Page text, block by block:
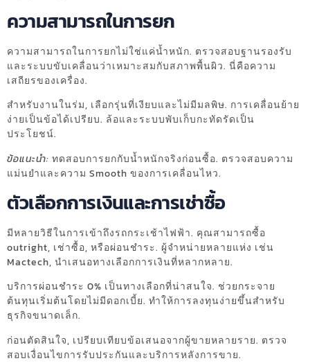
ความสามารถในการยก
ความสามารถในการยกไม่ใช่แค่น้ำหนัก. ตรวจสอบฐานรองรับ
และระบบขับเคลื่อนว่าเหมาะสมกับสภาพพื้นผิว. นี่คือความ
เสถียรของเครื่อง.
สำหรับงานในร่ม, เลือกรุ่นที่เงียบและไม่มีมลพิษ. การเคลื่อนย้าย
ง่ายเป็นข้อได้เปรียบ. ล้อและระบบพับเก็บกะทัดรัดเป็น
ประโยชน์.
ข้อแนะนำ: ทดสอบการยกกับน้ำหนักจริงก่อนซื้อ. ตรวจสอบความ
แม่นยำและความ Smooth ของการเคลื่อนไหว.
ตัวเลือกการเงินและการเช่าซื้อ
มีหลายวิธีในการเข้าถึงรถกระเช้าไฟฟ้า. คุณสามารถซื้อ
outright, เช่าซื้อ, หรือผ่อนชำระ. ผู้จำหน่ายหลายแห่ง เช่น
Mactech, นำเสนอทางเลือกการเงินที่หลากหลาย.
บริการผ่อนชำระ 0% เป็นทางเลือกที่น่าสนใจ. ช่วยกระจาย
ต้นทุนเริ่มต้นโดยไม่มีดอกเบี้ย. ทำให้การลงทุนง่ายขึ้นสำหรับ
ธุรกิจขนาดเล็ก.
ก่อนตัดสินใจ, เปรียบเทียบข้อเสนอจากผู้ขายหลายราย. ตรวจ
สอบเงื่อนไขการรับประกันและบริการหลังการขาย.